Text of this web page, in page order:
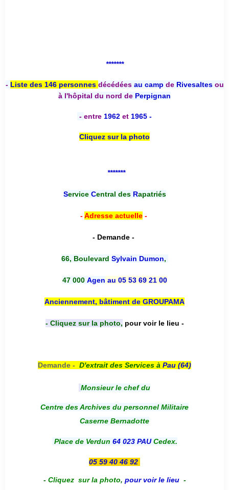
*******
- Liste des 146 personnes décédées au camp deRivesaltesou
à l'hôpital du nord de Perpignan
- entre 1962 et 1965 -
Cliquez sur la photo
*******
Service Central desRapatriés
-Adresse actuelle-
- Demande -
66, Boulevard Sylvain Dumon,
47 000 Agen au 05 53 69 21 00
Anciennement, bâtiment de GROUPAMA
- Cliquez sur la photo, pour voir le lieu -
Demande - D'extrait des Services à Pau (64)
Monsieur le chef du
Centre des Archives du personnel Militaire
Caserne Bernadotte
Place de Verdun 64 023 PAUCedex.
05 59 40 46 92
- Cliquez sur la photo, pour voir le lieu -